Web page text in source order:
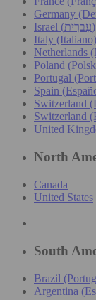
Germany
Israel (עִברִית)
Italy (Italiano)
Netherlands
Poland
Portugal
Spain
Switzerland
Switzerland
United
North
Canada
United States
South
Brazil
Argentina